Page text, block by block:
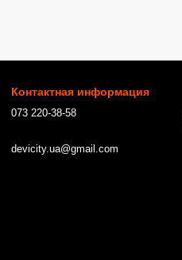
Контактная информация
073 220-38-58
devicity.ua@gmail.com